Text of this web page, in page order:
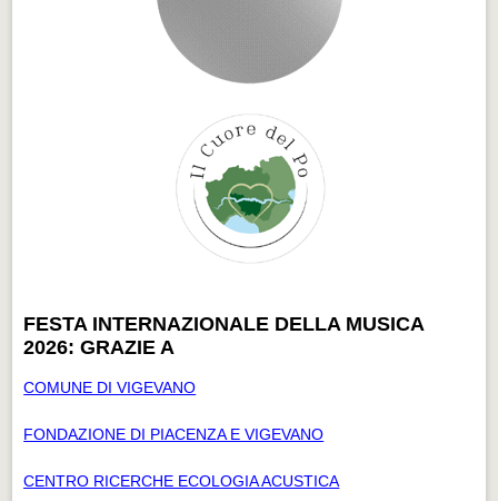
FESTA INTERNAZIONALE DELLA MUSICA
2026: GRAZIE A
COMUNE DI VIGEVANO
FONDAZIONE DI PIACENZA E VIGEVANO
CENTRO RICERCHE ECOLOGIA ACUSTICA